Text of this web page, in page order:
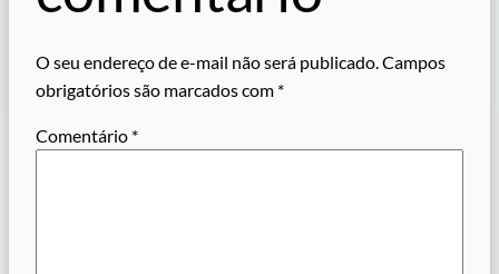
O seu endereço de e-mail não será publicado.Campos
obrigatórios são marcados com *
Comentário *